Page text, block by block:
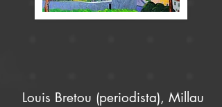
Louis Bretou (periodista), Millau